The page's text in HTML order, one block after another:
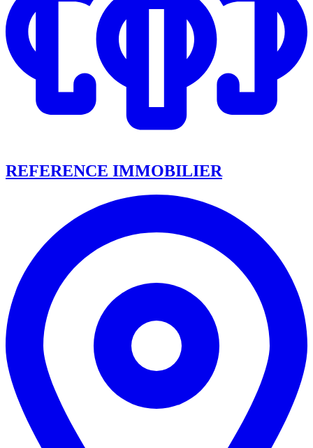
REFERENCE IMMOBILIER